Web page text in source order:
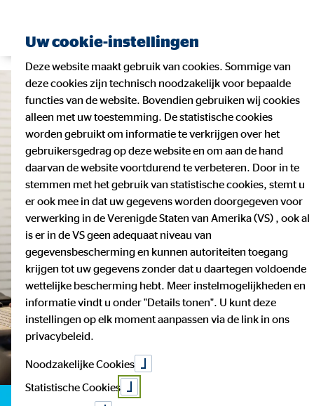
Uw cookie-instellingen
Deze website maakt gebruik van cookies. Sommige van
deze cookies zijn technisch noodzakelijk voor bepaalde
functies van de website. Bovendien gebruiken wij cookies
alleen met uw toestemming. De statistische cookies
worden gebruikt om informatie te verkrijgen over het
gebruikersgedrag op deze website en om aan de hand
daarvan de website voortdurend te verbeteren. Door in te
stemmen met het gebruik van statistische cookies, stemt u
er ook mee in dat uw gegevens worden doorgegeven voor
verwerking in de Verenigde Staten van Amerika (VS) , ook al
is er in de VS geen adequaat niveau van
gegevensbescherming en kunnen autoriteiten toegang
krijgen tot uw gegevens zonder dat u daartegen voldoende
wettelijke bescherming hebt. Meer instelmogelijkheden en
informatie vindt u onder "Details tonen". U kunt deze
instellingen op elk moment aanpassen via de link in ons
privacybeleid.
Noodzakelijke Cookies
Statistische Cookies